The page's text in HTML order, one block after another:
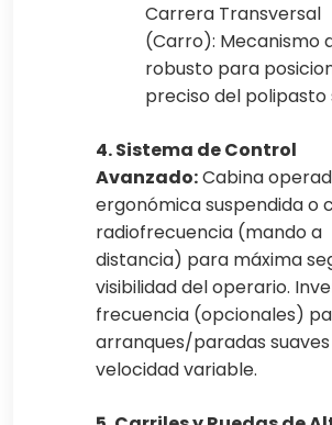
Carrera Transversal
(Carro): Mecanismo
robusto para
preciso del polipasto
4. Sistema de Control
Avanzado:Cabina
ergonómica suspendida o
radiofrecuencia (mando a
distancia) para máxima
visibilidad del operario.
frecuencia (opcionales)
arranques/paradas
velocidad variable.